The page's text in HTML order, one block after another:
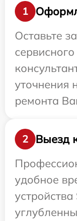
1
Оставьте
уточнения
ремонта
2
Выезд
удобное